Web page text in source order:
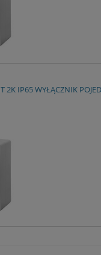
IP65 WYŁĄCZNIK